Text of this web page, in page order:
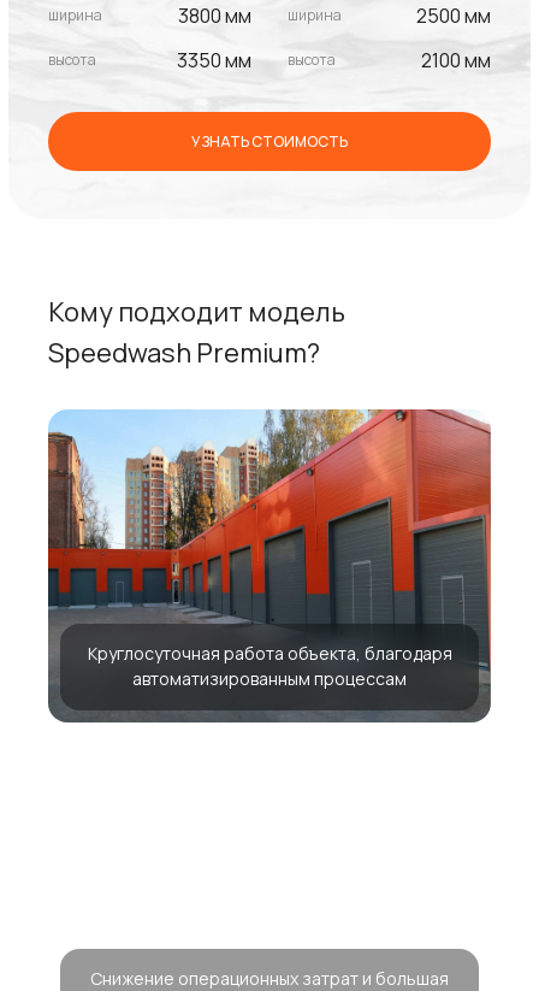
ширина 3800 мм
высота 3350 мм
ширина 2500 мм
высота 2100 мм
УЗНАТЬ СТОИМОСТЬ
Кому подходит модель
Speedwash Premium?
Круглосуточная работа объекта, благодаря
автоматизированным процессам
Снижение операционных затрат и большая